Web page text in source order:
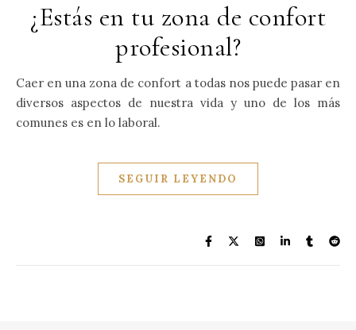
¿Estás en tu zona de confort
profesional?
Caer en una zona de confort a todas nos puede pasar en
diversos aspectos de nuestra vida y uno de los más
comunes es en lo laboral.
SEGUIR LEYENDO